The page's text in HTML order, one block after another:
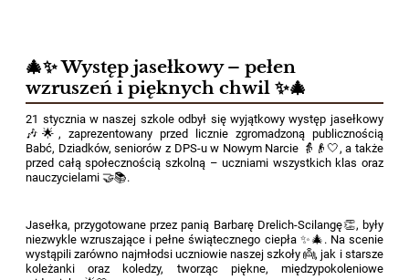
🎄✨ Występ jasełkowy – pełen
wzruszeń i pięknych chwil ✨🎄
21 stycznia w naszej szkole odbył się wyjątkowy występ jasełkowy
🎶🌟, zaprezentowany przed licznie zgromadzoną publicznością
Babć, Dziadków, seniorów z DPS-u w Nowym Narcie 👵👴🤍, a także
przed całą społecznością szkolną – uczniami wszystkich klas oraz
nauczycielami 🤝📚.
Jasełka, przygotowane przez panią Barbarę Drelich-Scilangę👏, były
niezwykle wzruszające i pełne świątecznego ciepła ✨🎄. Na scenie
wystąpili zarówno najmłodsi uczniowie naszej szkoły 👼, jak i starsze
koleżanki oraz koledzy, tworząc piękne, międzypokoleniowe